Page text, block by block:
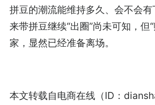
拼豆的潮流能维持多久、会不会
来带拼豆继续“出圈”尚未可知，但
家，显然已经准备离场。
本文转载自电商在线 （ID：